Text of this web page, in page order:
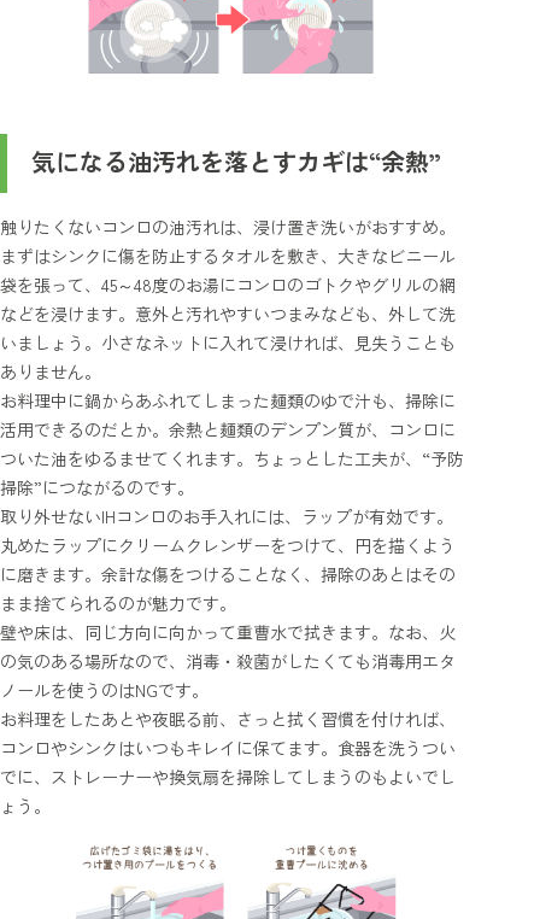
気になる油汚れを落とすカギは“余熱”
触りたくないコンロの油汚れは、浸け置き洗いがおすすめ。
まずはシンクに傷を防止するタオルを敷き、大きなビニール
袋を張って、45～48度のお湯にコンロのゴトクやグリルの網
などを浸けます。意外と汚れやすいつまみなども、外して洗
いましょう。小さなネットに入れて浸ければ、見失うことも
ありません。
お料理中に鍋からあふれてしまった麺類のゆで汁も、掃除に
活用できるのだとか。余熱と麺類のデンプン質が、コンロに
ついた油をゆるませてくれます。ちょっとした工夫が、“予防
掃除”につながるのです。
取り外せないIHコンロのお手入れには、ラップが有効です。
丸めたラップにクリームクレンザーをつけて、円を描くよう
に磨きます。余計な傷をつけることなく、掃除のあとはその
まま捨てられるのが魅力です。
壁や床は、同じ方向に向かって重曹水で拭きます。なお、火
の気のある場所なので、消毒・殺菌がしたくても消毒用エタ
ノールを使うのはNGです。
お料理をしたあとや夜眠る前、さっと拭く習慣を付ければ、
コンロやシンクはいつもキレイに保てます。食器を洗うつい
でに、ストレーナーや換気扇を掃除してしまうのもよいでし
ょう。